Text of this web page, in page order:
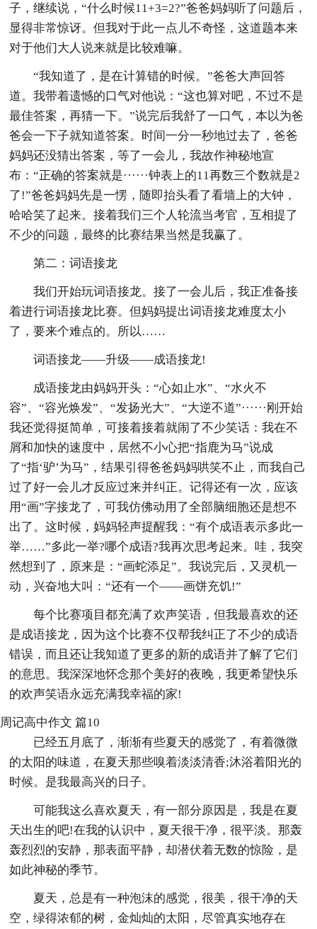
子，继续说，“什么时候11+3=2?”爸爸妈妈听了问题后，
显得非常惊讶。但我对于此一点儿不奇怪，这道题本来
对于他们大人说来就是比较难嘛。
“我知道了，是在计算错的时候。”爸爸大声回答
道。我带着遗憾的口气对他说：“这也算对吧，不过不是
最佳答案，再猜一下。”说完后我舒了一口气，本以为爸
爸会一下子就知道答案。时间一分一秒地过去了，爸爸
妈妈还没猜出答案，等了一会儿，我故作神秘地宣
布：“正确的答案就是······钟表上的11再数三个数就是2
了!”爸爸妈妈先是一愣，随即抬头看了看墙上的大钟，
哈哈笑了起来。接着我们三个人轮流当考官，互相提了
不少的问题，最终的比赛结果当然是我赢了。
第二：词语接龙
我们开始玩词语接龙。接了一会儿后，我正准备接
着进行词语接龙比赛。但妈妈提出词语接龙难度太小
了，要来个难点的。所以……
词语接龙——升级——成语接龙!
成语接龙由妈妈开头：“心如止水”、“水火不
容”、“容光焕发”、“发扬光大”、“大逆不道”······刚开始
我还觉得挺简单，可接着接着就闹了不少笑话：我在不
屑和加快的速度中，居然不小心把“指鹿为马”说成
了“指‘驴’为马”，结果引得爸爸妈妈哄笑不止，而我自己
过了好一会儿才反应过来并纠正。记得还有一次，应该
用“画”字接龙了，可我仿佛动用了全部脑细胞还是想不
出了。这时候，妈妈轻声提醒我：“有个成语表示多此一
举……”多此一举?哪个成语?我再次思考起来。哇，我突
然想到了，原来是：“画蛇添足”。我说完后，又灵机一
动，兴奋地大叫：“还有一个——画饼充饥!”
每个比赛项目都充满了欢声笑语，但我最喜欢的还
是成语接龙，因为这个比赛不仅帮我纠正了不少的成语
错误，而且还让我知道了更多的新的成语并了解了它们
的意思。我深深地怀念那个美好的夜晚，我更希望快乐
的欢声笑语永远充满我幸福的家!
周记高中作文 篇10
已经五月底了，渐渐有些夏天的感觉了，有着微微
的太阳的味道，在夏天那些嗅着淡淡清香;沐浴着阳光的
时候。是我最高兴的日子。
可能我这么喜欢夏天，有一部分原因是，我是在夏
天出生的吧!在我的认识中，夏天很干净，很平淡。那轰
轰烈烈的安静，那表面平静，却潜伏着无数的惊险，是
如此神秘的季节。
夏天，总是有一种泡沫的感觉，很美，很干净的天
空，绿得浓郁的树，金灿灿的太阳，尽管真实地存在